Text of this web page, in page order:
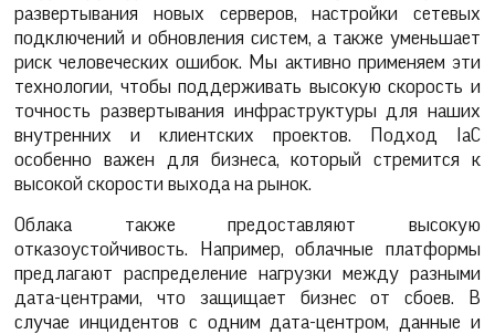
развертывания новых серверов, настройки сетевых
подключений и обновления систем, а также уменьшает
риск человеческих ошибок. Мы активно применяем эти
технологии, чтобы поддерживать высокую скорость и
точность развертывания инфраструктуры для наших
внутренних и клиентских проектов. Подход IaC
особенно важен для бизнеса, который стремится к
высокой скорости выхода на рынок.
Облака также предоставляют высокую
отказоустойчивость. Например, облачные платформы
предлагают распределение нагрузки между разными
дата-центрами, что защищает бизнес от сбоев. В
случае инцидентов с одним дата-центром, данные и